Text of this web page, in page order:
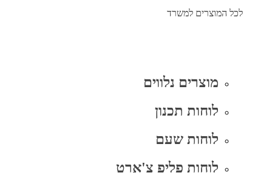
לכל המוצרים למשרד
מוצרים נלווים
לוחות תכנון
לוחות שעם
לוחות פליפ צ'ארט